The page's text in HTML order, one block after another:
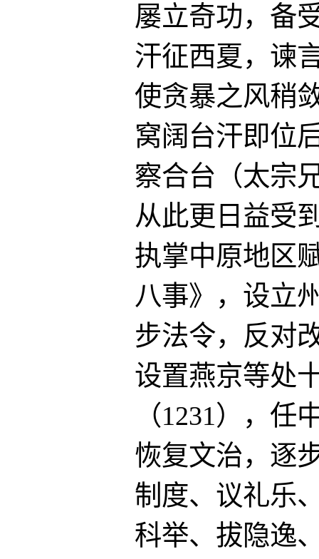
屡立奇功，备
汗征西夏，谏
使贪暴之风稍
窝阔台汗即位
察合台（太宗
从此更日益受
执掌中原地区
八事》，设立
步法令，反对
设置燕京等处
（1231），
恢复文治，逐
制度、议礼乐
科举、拔隐逸